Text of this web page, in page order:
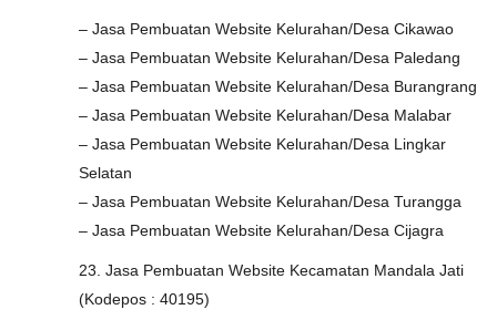
– Jasa Pembuatan Website Kelurahan/Desa Cikawao
– Jasa Pembuatan Website Kelurahan/Desa Paledang
– Jasa Pembuatan Website Kelurahan/Desa Burangrang
– Jasa Pembuatan Website Kelurahan/Desa Malabar
– Jasa Pembuatan Website Kelurahan/Desa Lingkar
Selatan
– Jasa Pembuatan Website Kelurahan/Desa Turangga
– Jasa Pembuatan Website Kelurahan/Desa Cijagra
23. Jasa Pembuatan Website Kecamatan Mandala Jati
(Kodepos : 40195)